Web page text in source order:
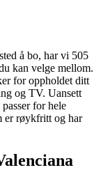
å bo, har vi 505
kan velge mellom.
for oppholdet ditt
og TV. Uansett
for hele
er røykfritt og har